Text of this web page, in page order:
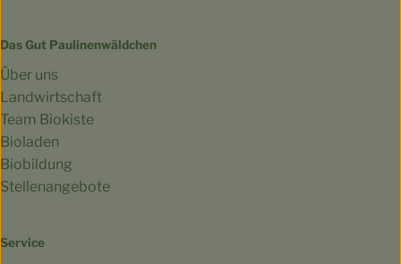
Das Gut Paulinenwäldchen
Über uns
Landwirtschaft
Team Biokiste
Bioladen
Biobildung
Stellenangebote
Service